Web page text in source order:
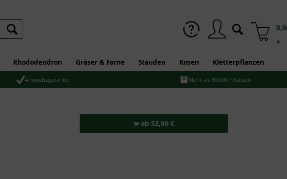
*
Rhododendron Gräser & Farne Stauden Rosen Kletterpflanzen
Anwuchsgarantie Mehr als 10.000 Pflanzen
ab 52,90 €